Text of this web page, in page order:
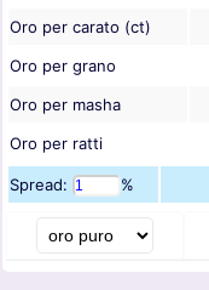
Oro per carato (ct)
Oro per grano
Oro per masha
Oro per ratti
Spread: %